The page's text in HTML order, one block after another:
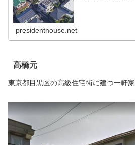
presidenthouse.net
高橋元
東京都目黒区の高級住宅街に建つ一軒家